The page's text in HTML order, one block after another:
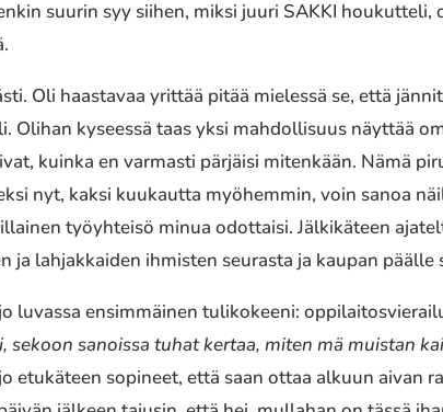
suurin syy siihen, miksi juuri SAKKI houkutteli,
Oli haastavaa yrittää pitää mielessä se, että
kyseessä taas yksi mahdollisuus näyttää
kuinka en varmasti pärjäisi mitenkään. Nämä
nyt, kaksi kuukautta myöhemmin, voin sanoa
työyhteisö minua odottaisi. Jälkikäteen
lahjakkaiden ihmisten seurasta ja kaupan päälle
luvassa ensimmäinen tulikokeeni:
sekoon sanoissa tuhat kertaa, miten mä muistan
sopineet, että saan ottaa alkuun aivan